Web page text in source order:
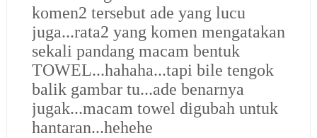
komen2 tersebut ade yang lucu
juga...rata2 yang komen mengatakan
sekali pandang macam bentuk
TOWEL...hahaha...tapi bile tengok
balik gambar tu...ade benarnya
jugak...macam towel digubah untuk
hantaran...hehehe